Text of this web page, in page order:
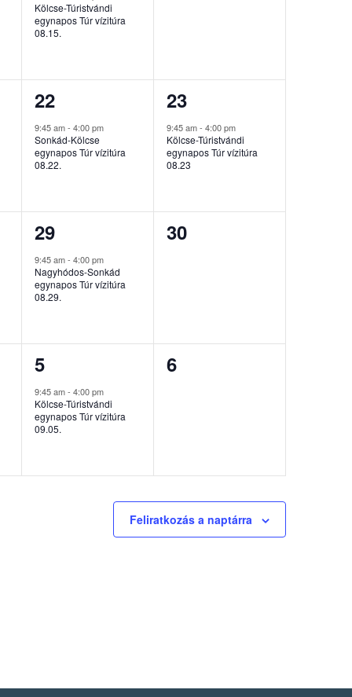
Kölcse-Túristvándi
egynapos Túr vízitúra
08.15.
1
esemény,
22
9:45 am-4:00 pm
Sonkád-Kölcse
egynapos Túr vízitúra
08.22.
1
esemény,
23
9:45 am-4:00 pm
Kölcse-Túristvándi
egynapos Túr vízitúra
08.23
1
esemény,
29
9:45 am-4:00 pm
Nagyhódos-Sonkád
egynapos Túr vízitúra
08.29.
0
30
1
esemény,
5
9:45 am-4:00 pm
Kölcse-Túristvándi
egynapos Túr vízitúra
09.05.
0
6
Feliratkozás a naptárra